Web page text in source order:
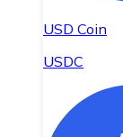
USD Coin
USDC